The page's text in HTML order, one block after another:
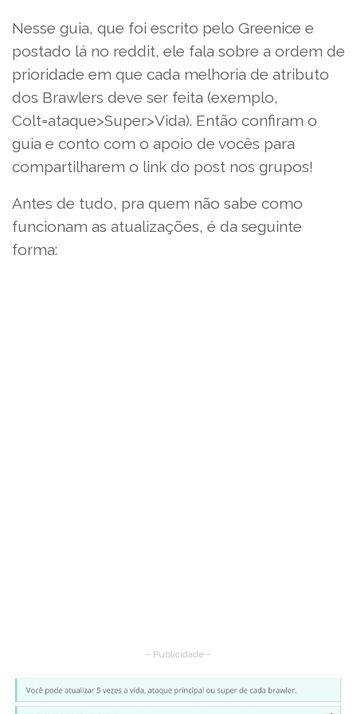
Nesse guia, que foi escrito pelo Greenice e
postado lá no reddit, ele fala sobre a ordem de
prioridade em que cada melhoria de atributo
dos Brawlers deve ser feita (exemplo,
Colt=ataque>Super>Vida). Então confiram o
guia e conto com o apoio de vocês para
compartilharem o link do post nos grupos!
Antes de tudo, pra quem não sabe como
funcionam as atualizações, é da seguinte
forma:
- Publicidade -